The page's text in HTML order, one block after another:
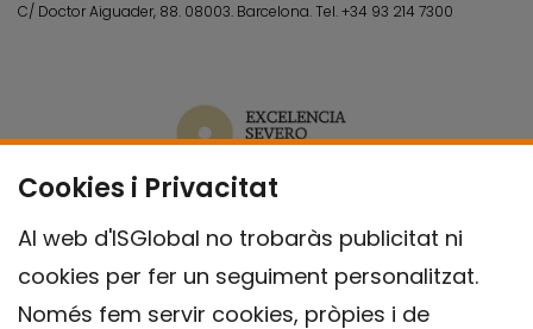
Cookies i Privacitat
Al web d'ISGlobal no trobaràs publicitat ni
cookies per fer un seguiment personalitzat.
Només fem servir cookies, pròpies i de
C/ Doctor Aiguader, 88. 08003. Barcelona.Tel.+34 93 214 7300